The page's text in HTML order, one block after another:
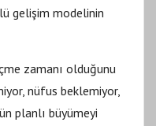
gelişim modelinin
zamanı olduğunu
nüfus beklemiyor,
planlı büyümeyi